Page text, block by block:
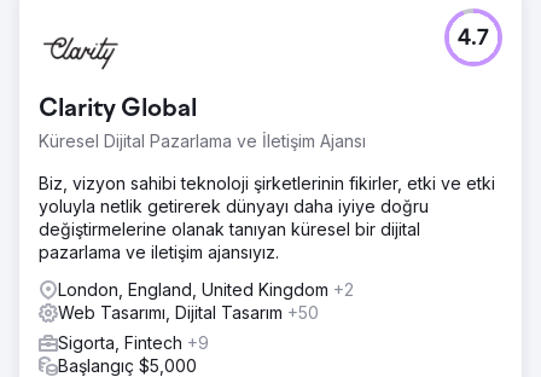
“yakınımdaki DUI avukatı” gibi en iyi anahtar kelimelerde
Google'ın ilk sayfasında yer alın.
Ajans sayfasına git
Clarity Global
Küresel Dijital Pazarlama ve İletişim Ajansı
4.7
Biz, vizyon sahibi teknoloji şirketlerinin fikirler, etki ve etki
yoluyla netlik getirerek dünyayı daha iyiye doğru
değiştirmelerine olanak tanıyan küresel bir dijital
pazarlama ve iletişim ajansıyız.
London, England, United Kingdom +2
Web Tasarımı, Dijital Tasarım +50
Sigorta, Fintech +9
Başlangıç $5,000